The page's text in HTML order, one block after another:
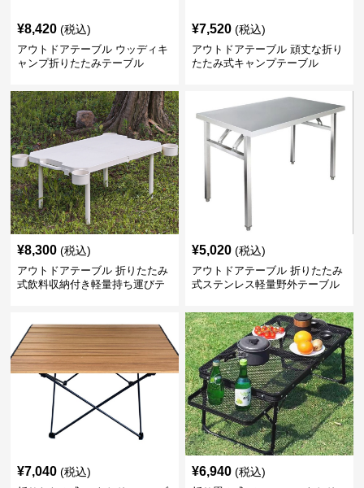
¥8,420 (税込)
アウトドアテーブル ウッディキ
ャンプ折りたたみテーブル
¥7,520 (税込)
アウトドアテーブル 頑丈な折り
たたみ式キャンプテーブル
¥8,300 (税込)
アウトドアテーブル 折りたたみ
式飲料収納付き軽量持ち運びテ
¥5,020 (税込)
アウトドアテーブル 折りたたみ
式ステンレス軽量野外テーブル
¥7,040 (税込) ¥6,940 (税込)